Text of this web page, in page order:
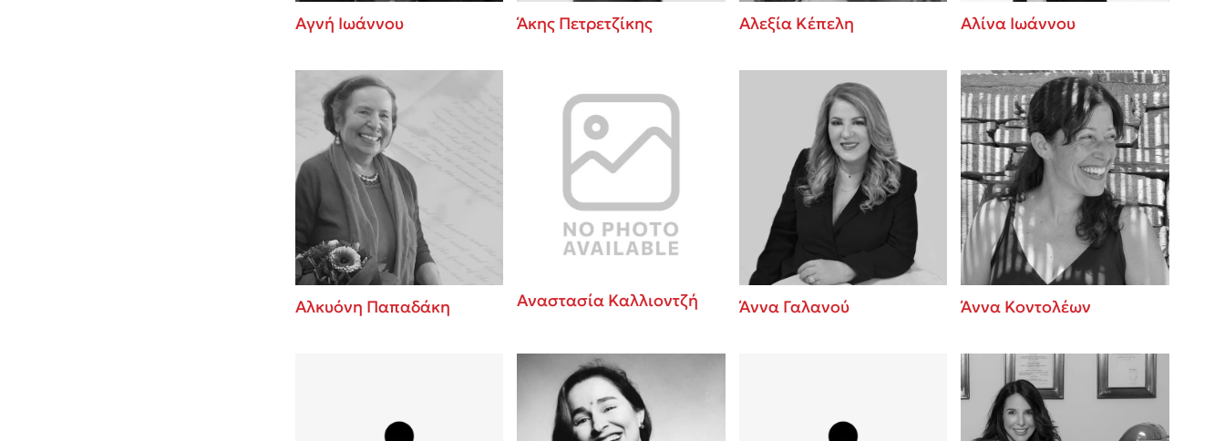
Αγνή Ιωάννου Άκης Πετρετζίκης Αλεξία Κέπελη Αλίνα Ιωάννου
Αλκυόνη Παπαδάκη Αναστασία Καλλιοντζή Άννα Γαλανού Άννα Κοντολέων